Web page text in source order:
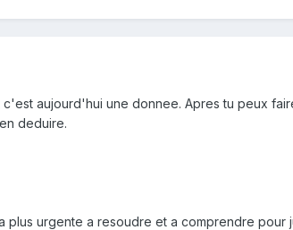
aujourd'hui une donnee. Apres tu peux
deduire.
urgente a resoudre et a comprendre pour